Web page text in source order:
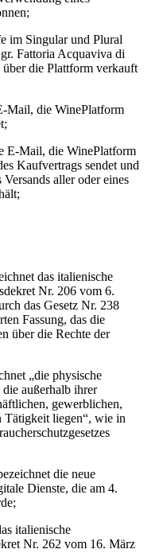
im Singular und Plural
Fattoria Acquaviva di
über die Plattform verkauft
Mail, die WinePlatform
E-Mail, die WinePlatform
Kaufvertrags sendet und
aller oder eines
das italienische
Nr. 206 vom 6.
das Gesetz Nr. 238
Fassung, das die
über die Rechte der
„die physische
außerhalb ihrer
gewerblichen,
Tätigkeit liegen“, wie in
die neue
Dienste, die am 4.
italienische
Nr. 262 vom 16. März